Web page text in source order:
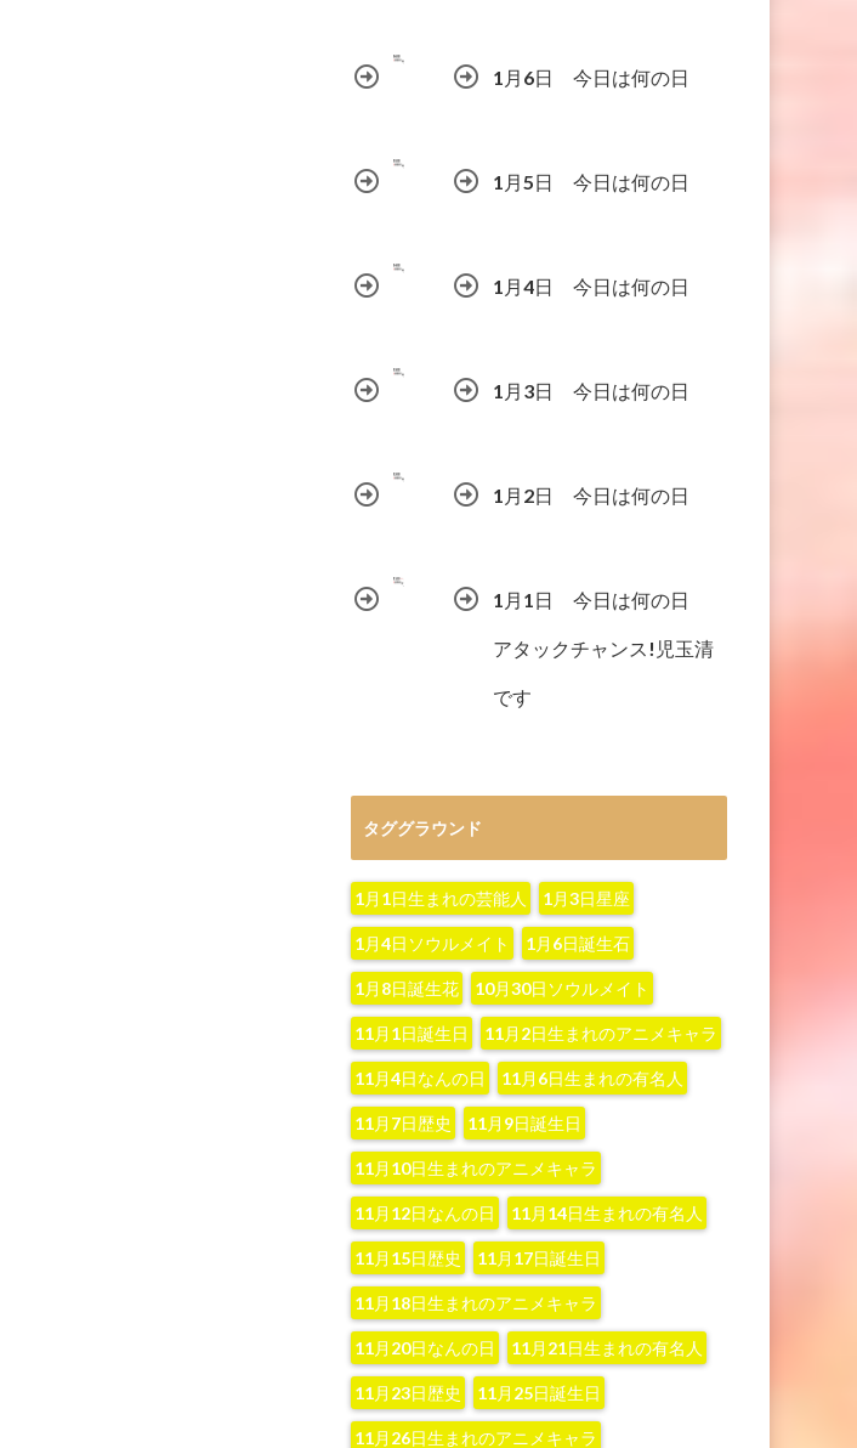
1月6日 今日は何の日
1月5日 今日は何の日
1月4日 今日は何の日
1月3日 今日は何の日
1月2日 今日は何の日
1月1日 今日は何の日
アタックチャンス!児玉清
です
タググラウンド
1月1日生まれの芸能人 1月3日星座
1月4日ソウルメイト 1月6日誕生石
1月8日誕生花 10月30日ソウルメイト
11月1日誕生日 11月2日生まれのアニメキャラ
11月4日なんの日 11月6日生まれの有名人
11月7日歴史 11月9日誕生日
11月10日生まれのアニメキャラ
11月12日なんの日 11月14日生まれの有名人
11月15日歴史 11月17日誕生日
11月18日生まれのアニメキャラ
11月20日なんの日 11月21日生まれの有名人
11月23日歴史 11月25日誕生日
11月26日生まれのアニメキャラ